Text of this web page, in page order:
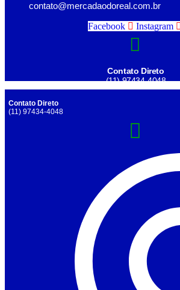
contato@mercadaodoreal.com.br
Facebook
Instagram
Contato Direto
(11) 97434-4048
Contato Direto
(11) 97434-4048